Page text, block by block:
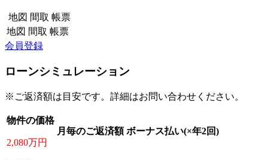
地図 間取 帳票
地図 間取 帳票
会員登録
ローンシミュレーション
※ご返済額は目安です。詳細はお問い合わせください。
物件の価格
2,080万円
月毎のご返済額 ボーナス払い(×年2回)